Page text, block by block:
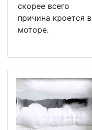
скорее всего
причина кроется в
моторе.